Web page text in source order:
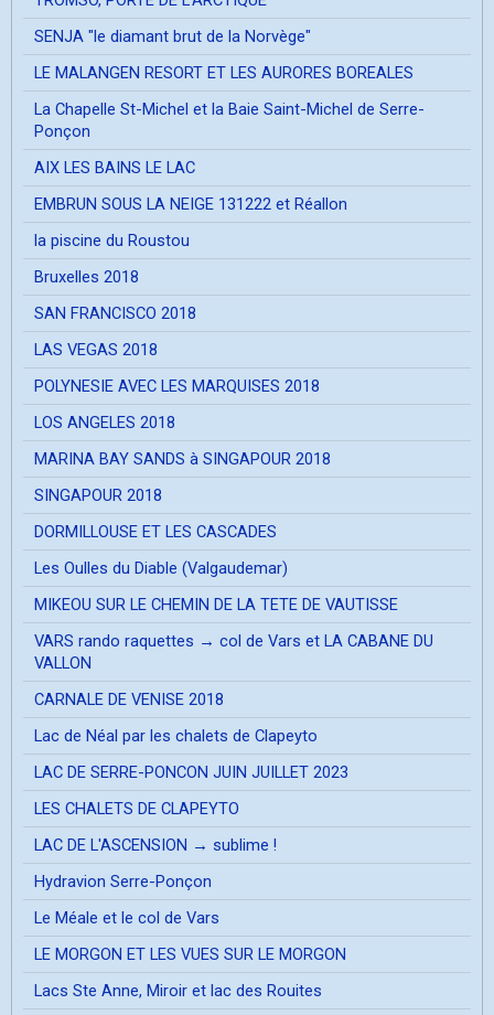
SENJA "le diamant brut de la Norvège"
LE MALANGEN RESORT ET LES AURORES BOREALES
La Chapelle St-Michel et la Baie Saint-Michel de Serre-
Ponçon
AIX LES BAINS LE LAC
EMBRUN SOUS LA NEIGE 131222 et Réallon
la piscine du Roustou
Bruxelles 2018
SAN FRANCISCO 2018
LAS VEGAS 2018
POLYNESIE AVEC LES MARQUISES 2018
LOS ANGELES 2018
MARINA BAY SANDS à SINGAPOUR 2018
SINGAPOUR 2018
DORMILLOUSE ET LES CASCADES
Les Oulles du Diable (Valgaudemar)
MIKEOU SUR LE CHEMIN DE LA TETE DE VAUTISSE
VARS rando raquettes → col de Vars et LA CABANE DU
VALLON
CARNALE DE VENISE 2018
Lac de Néal par les chalets de Clapeyto
LAC DE SERRE-PONCON JUIN JUILLET 2023
LES CHALETS DE CLAPEYTO
LAC DE L'ASCENSION → sublime !
Hydravion Serre-Ponçon
Le Méale et le col de Vars
LE MORGON ET LES VUES SUR LE MORGON
Lacs Ste Anne, Miroir et lac des Rouites